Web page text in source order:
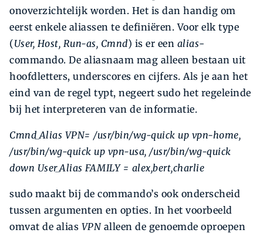
onoverzichtelijk worden. Het is dan handig om
eerst enkele aliassen te definiëren. Voor elk type
(User, Host, Run-as, Cmnd) is er een alias-
commando. De aliasnaam mag alleen bestaan uit
hoofdletters, underscores en cijfers. Als je aan het
eind van de regel typt, negeert sudo het regeleinde
bij het interpreteren van de informatie.
Cmnd_Alias VPN= /usr/bin/wg-quick up vpn-home,
/usr/bin/wg-quick up vpn-usa, /usr/bin/wg-quick
down User_Alias FAMILY = alex,bert,charlie
sudo maakt bij de commando’s ook onderscheid
tussen argumenten en opties. In het voorbeeld
omvat de alias VPNalleen de genoemde oproepen